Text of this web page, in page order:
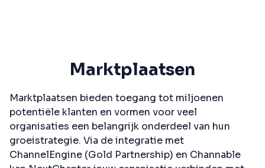
Marktplaatsen
Marktplaatsen bieden toegang tot miljoenen
potentiële klanten en vormen voor veel
organisaties een belangrijk onderdeel van hun
groeistrategie. Via de integratie met
ChannelEngine (Gold Partnership) en Channable